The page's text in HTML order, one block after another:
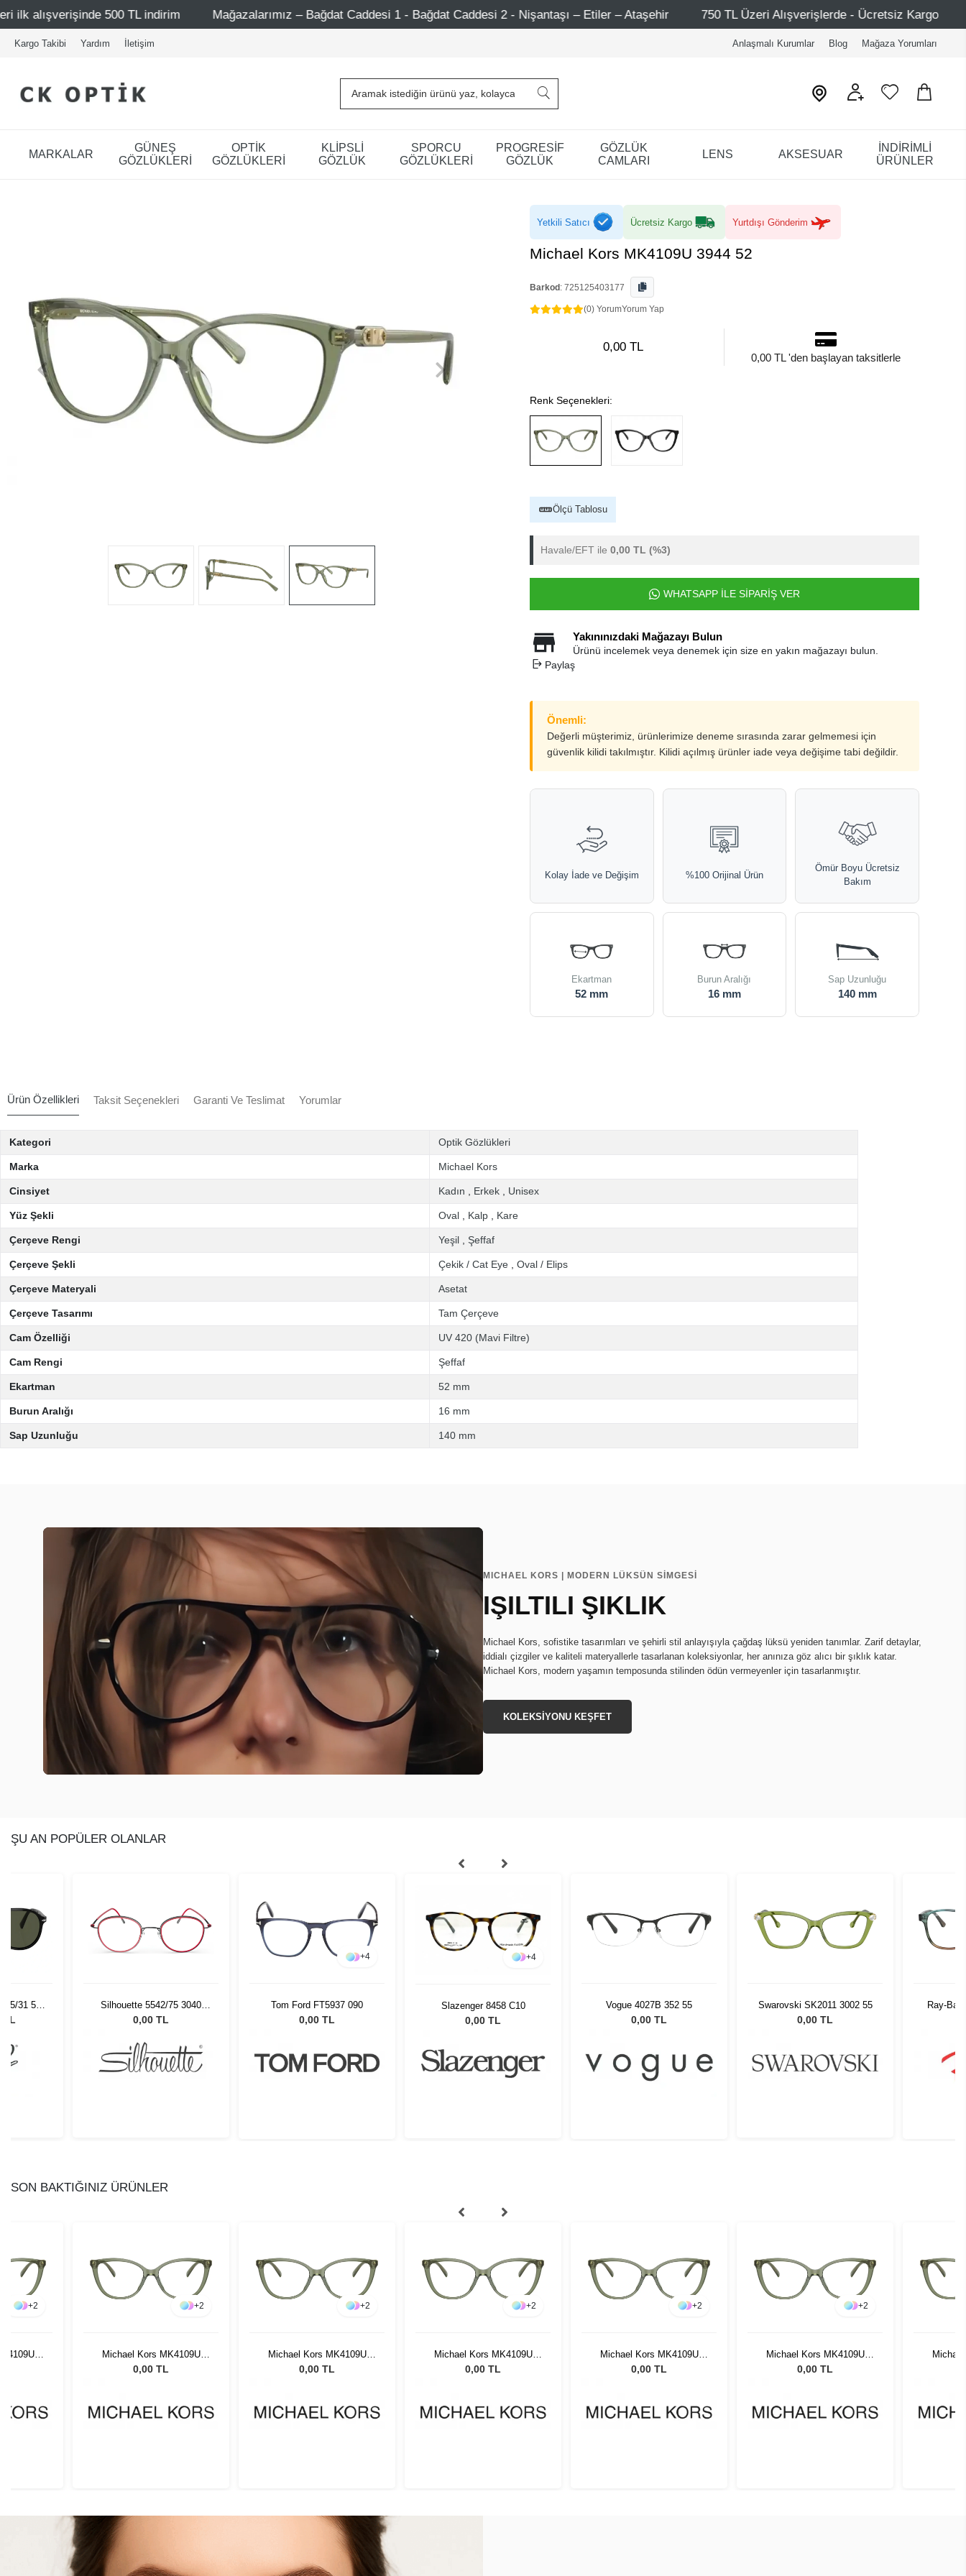
TL indirim Mağazalarımız – Bağdat Caddesi 1 - Bağdat Caddesi 2 - Nişantaşı – Etiler – Ataşehir 750 TL Üzeri Alışverişlerde - Ücretsiz Kargo Mağazalarımız –
Kargo Takibi Yardım İletişim Anlaşmalı Kurumlar Blog Mağaza Yorumları
MARKALAR
GÜNEŞ
GÖZLÜKLERİ
OPTİK
GÖZLÜKLERİ
KLİPSLİ
GÖZLÜK
SPORCU
GÖZLÜKLERİ
PROGRESİF
GÖZLÜK
GÖZLÜK
CAMLARI
LENS AKSESUAR
İNDİRİMLİ
ÜRÜNLER
Yetkili Satıcı Ücretsiz Kargo Yurtdışı Gönderim
Michael Kors MK4109U 3944 52
Barkod : 725125403177
(0) YorumYorum Yap
0,00 TL
0,00 TL 'den başlayan taksitlerle
Renk Seçenekleri:
Ölçü Tablosu
Havale/EFT ile 0,00 TL (%3)
WHATSAPP İLE SİPARİŞ VER
Yakınınızdaki Mağazayı Bulun
Ürünü incelemek veya denemek için size en yakın mağazayı bulun.
Paylaş
Önemli:
Değerli müşterimiz, ürünlerimize deneme sırasında zarar gelmemesi için
güvenlik kilidi takılmıştır. Kilidi açılmış ürünler iade veya değişime tabi değildir.
Kolay İade ve Değişim %100 Orijinal Ürün
Ömür Boyu Ücretsiz
Bakım
Ekartman
52 mm
Burun Aralığı
16 mm
Sap Uzunluğu
140 mm
Ürün Özellikleri Taksit Seçenekleri Garanti Ve Teslimat Yorumlar
Kategori Optik Gözlükleri
Marka Michael Kors
Cinsiyet Kadın Erkek Unisex
Yüz Şekli Oval Kalp Kare
Çerçeve Rengi Yeşil Şeffaf
Çerçeve Şekli Çekik / Cat Eye Oval / Elips
Çerçeve Materyali Asetat
Çerçeve Tasarımı Tam Çerçeve
Cam Özelliği UV 420 (Mavi Filtre)
Cam Rengi Şeffaf
Ekartman 52 mm
Burun Aralığı 16 mm
Sap Uzunluğu 140 mm
MICHAEL KORS | MODERN LÜKSÜN SİMGESİ
IŞILTILI ŞIKLIK
Michael Kors, sofistike tasarımları ve şehirli stil anlayışıyla çağdaş lüksü yeniden tanımlar. Zarif detaylar,
iddialı çizgiler ve kaliteli materyallerle tasarlanan koleksiyonlar, her anınıza göz alıcı bir şıklık katar.
Michael Kors, modern yaşamın temposunda stilinden ödün vermeyenler için tasarlanmıştır.
KOLEKSİYONU KEŞFET
ŞU AN POPÜLER OLANLAR
95/31 55
TL
Silhouette 5542/75 3040
47/22
0,00 TL
+4
Tom Ford FT5937 090
0,00 TL
+4
Slazenger 8458 C10
0,00 TL
Vogue 4027B 352 55
0,00 TL
Swarovski SK2011 3002 55
0,00 TL
Ray-
SON BAKTIĞINIZ ÜRÜNLER
+2 +2
Michael Kors MK4109U
3944 52
0,00 TL
+2
Michael Kors MK4109U
3944 52
0,00 TL
+2
Michael Kors MK4109U
3944 52
0,00 TL
+2
Michael Kors MK4109U
3944 52
0,00 TL
+2
Michael Kors MK4109U
3944 52
0,00 TL